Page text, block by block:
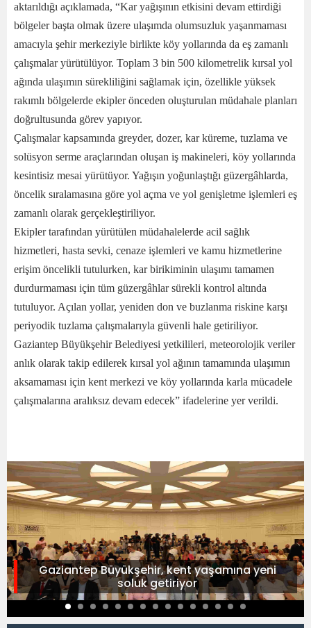
aktarıldığı açıklamada, “Kar yağışının etkisini devam ettirdiği
bölgeler başta olmak üzere ulaşımda olumsuzluk yaşanmaması
amacıyla şehir merkeziyle birlikte köy yollarında da eş zamanlı
çalışmalar yürütülüyor. Toplam 3 bin 500 kilometrelik kırsal yol
ağında ulaşımın sürekliliğini sağlamak için, özellikle yüksek
rakımlı bölgelerde ekipler önceden oluşturulan müdahale planları
doğrultusunda görev yapıyor.
Çalışmalar kapsamında greyder, dozer, kar küreme, tuzlama ve
solüsyon serme araçlarından oluşan iş makineleri, köy yollarında
kesintisiz mesai yürütüyor. Yağışın yoğunlaştığı güzergâhlarda,
öncelik sıralamasına göre yol açma ve yol genişletme işlemleri eş
zamanlı olarak gerçekleştiriliyor.
Ekipler tarafından yürütülen müdahalelerde acil sağlık
hizmetleri, hasta sevki, cenaze işlemleri ve kamu hizmetlerine
erişim öncelikli tutulurken, kar birikiminin ulaşımı tamamen
durdurmaması için tüm güzergâhlar sürekli kontrol altında
tutuluyor. Açılan yollar, yeniden don ve buzlanma riskine karşı
periyodik tuzlama çalışmalarıyla güvenli hale getiriliyor.
Gaziantep Büyükşehir Belediyesi yetkilileri, meteorolojik veriler
anlık olarak takip edilerek kırsal yol ağının tamamında ulaşımın
aksamaması için kent merkezi ve köy yollarında karla mücadele
çalışmalarına aralıksız devam edecek” ifadelerine yer verildi.
Gaziantep Büyükşehir, kent yaşamına yeni
soluk getiriyor